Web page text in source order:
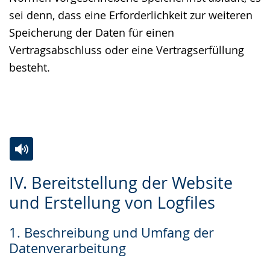
sei denn, dass eine Erforderlichkeit zur weiteren
Speicherung der Daten für einen
Vertragsabschluss oder eine Vertragserfüllung
besteht.
IV. Bereitstellung der Website
und Erstellung von Logfiles
1. Beschreibung und Umfang der
Datenverarbeitung
Leichten
Sprache
Audio-
Unterstützung.
Video
in
Gebärdensprache
wird